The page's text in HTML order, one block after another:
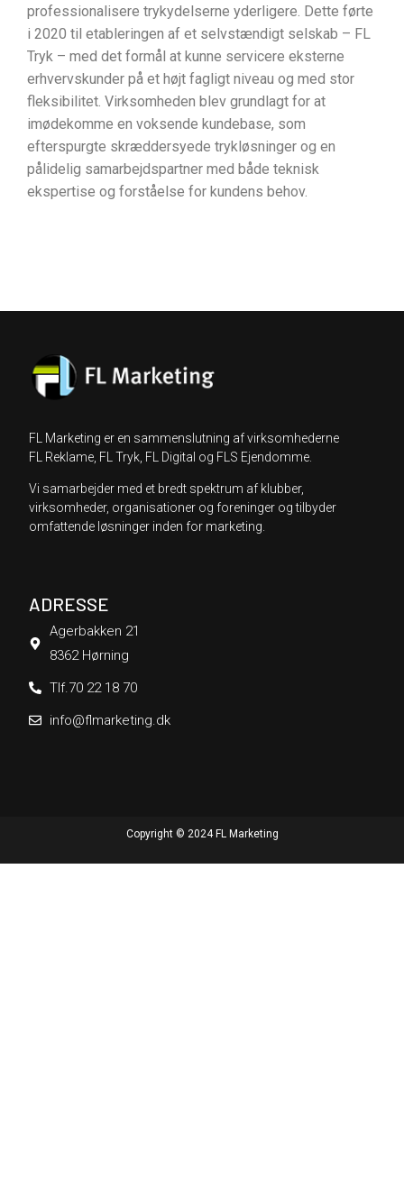
professionalisere trykydelserne yderligere. Dette førte
i 2020 til etableringen af et selvstændigt selskab – FL
Tryk – med det formål at kunne servicere eksterne
erhvervskunder på et højt fagligt niveau og med stor
fleksibilitet. Virksomheden blev grundlagt for at
imødekomme en voksende kundebase, som
efterspurgte skræddersyede trykløsninger og en
pålidelig samarbejdspartner med både teknisk
ekspertise og forståelse for kundens behov.
FL Marketing er en sammenslutning af virksomhederne
FL Reklame, FL Tryk, FL Digital og FLS Ejendomme.
Vi samarbejder med et bredt spektrum af klubber,
virksomheder, organisationer og foreninger og tilbyder
omfattende løsninger inden for marketing.
ADRESSE
Agerbakken 21
8362 Hørning
Tlf.70 22 18 70
info@flmarketing.dk
Copyright © 2024 FL Marketing